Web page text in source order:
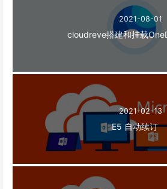
2021-08-01
cloudreve搭建和挂载
2021-02-13
E5 自动续订